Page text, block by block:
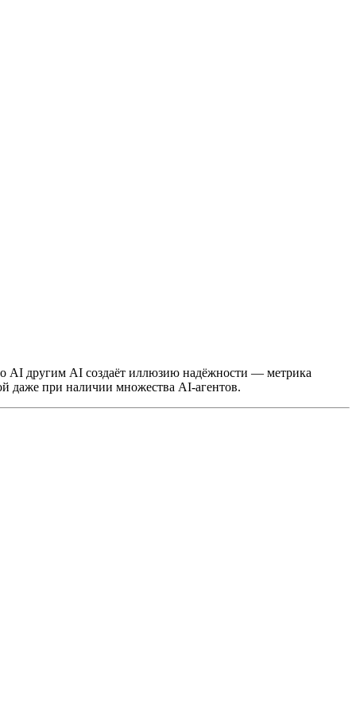
AI другим AI создаёт иллюзию надёжности — метрика
даже при наличии множества AI-агентов.